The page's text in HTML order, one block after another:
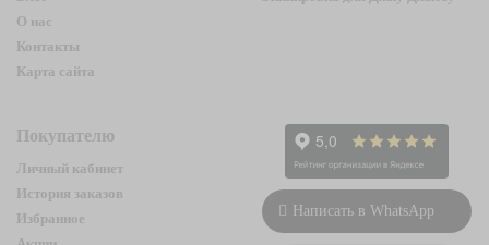
О нас
Контакты
Карта сайта
Покупателю
Личный кабинет
История заказов
Избранное
Написать в WhatsApp